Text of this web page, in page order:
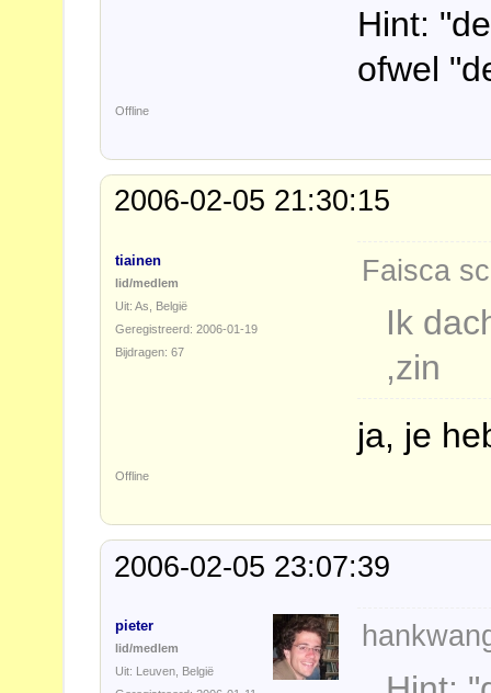
Hint:
ofwel
Offline
2006-02-05 21:30:15
tiainen
lid/medlem
Uit: As, België
Geregistreerd: 2006-01-19
Bijdragen: 67
Faisca
Ik
,zin
ja, je
Offline
2006-02-05 23:07:39
pieter
lid/medlem
Uit: Leuven, België